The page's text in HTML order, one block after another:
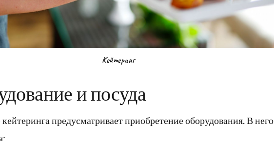
Кейтеринг
и посуда
предусматривает приобретение оборудования. В него